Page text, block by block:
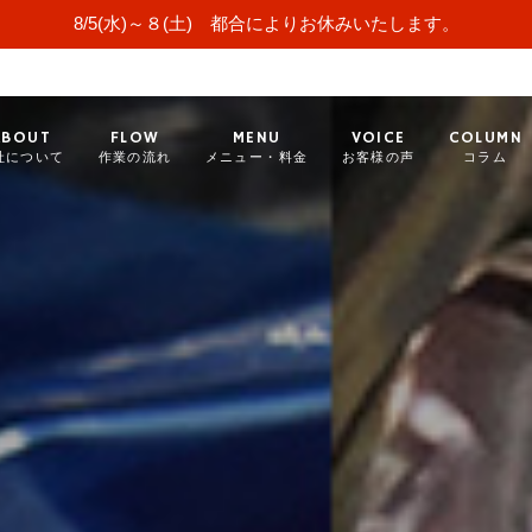
8/5(水)～８(土) 都合によりお休みいたします。
について
FLOW
作業の流れ
MENU
メニュー・料金
VOICE
お客様の声
COLUMN
コラム